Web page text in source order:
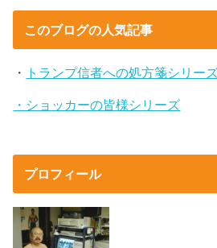
このブログの人気記事
・ トランプ信者への処方箋シリ
・ショッカーの皆様シリーズ
プロフィール